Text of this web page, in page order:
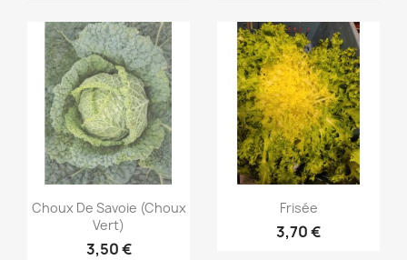
Aperçu rapide
Choux De Savoie (choux
Vert)
3,50 €
Aperçu rapide
Frisée
3,70 €